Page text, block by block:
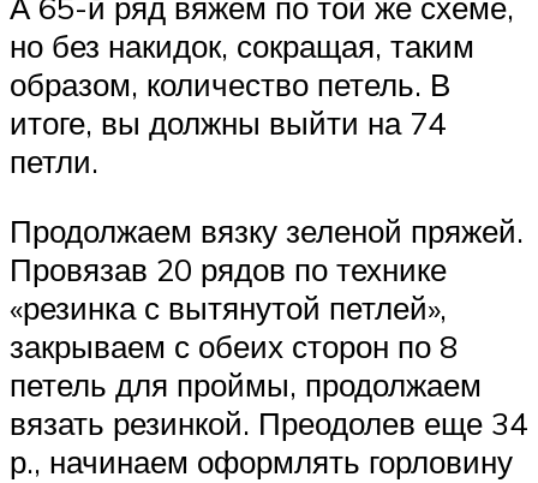
но без накидок, сокращая, таким
образом, количество петель. В
итоге, вы должны выйти на 74
петли.
Продолжаем вязку зеленой пряжей.
Провязав 20 рядов по технике
«резинка с вытянутой петлей»,
закрываем с обеих сторон по 8
петель для проймы, продолжаем
вязать резинкой. Преодолев еще 34
р., начинаем оформлять горловину